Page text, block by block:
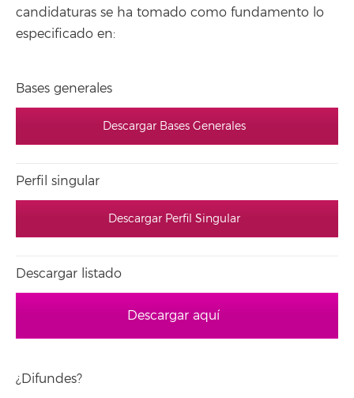
candidaturas se ha tomado como fundamento lo
especificado en:
Bases generales
Descargar Bases Generales
Perfil singular
Descargar Perfil Singular
Descargar listado
Descargar aquí
¿Difundes?